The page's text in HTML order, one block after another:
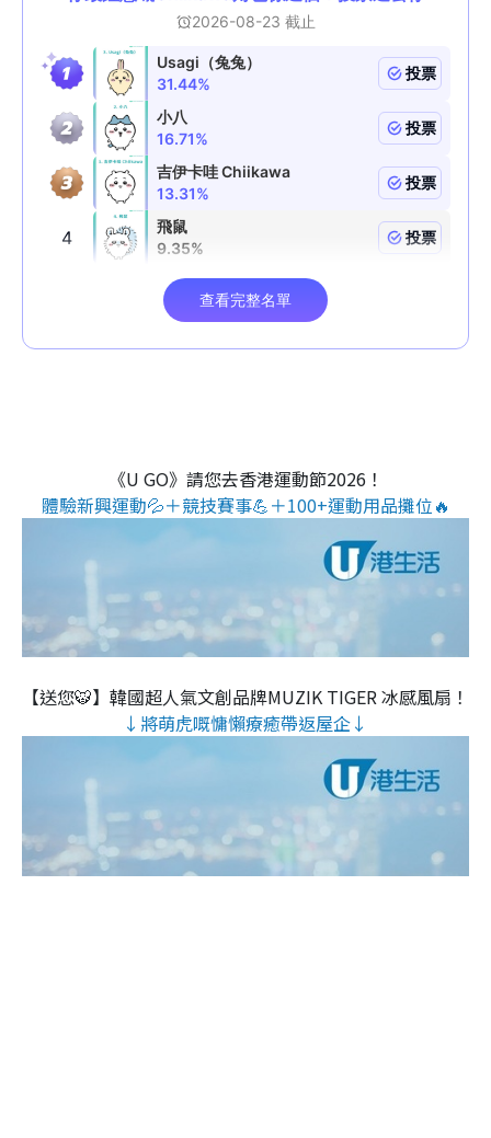
《U GO》請您去香港運動節2026！
體驗新興運動💦＋競技賽事💪＋100+運動用品攤位🔥
【送您🐯】韓國超人氣文創品牌MUZIK TIGER 冰感風扇！
↓將萌虎嘅慵懶療癒帶返屋企↓